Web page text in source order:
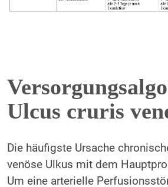
Ulcus cruris
Die häufigste Ursache
venöse Ulkus mit dem
Um eine arterielle